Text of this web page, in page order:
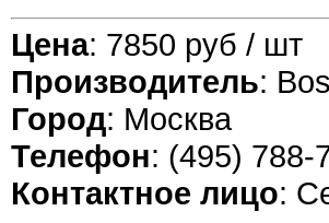
Цена: 7850 руб / шт
Производитель:
Город: Москва
Телефон: (495) 788-
Контактное лицо: